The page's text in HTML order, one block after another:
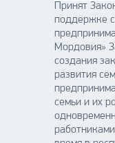
Принят
поддержке
Мордовия»
создания
развития
семьи и их